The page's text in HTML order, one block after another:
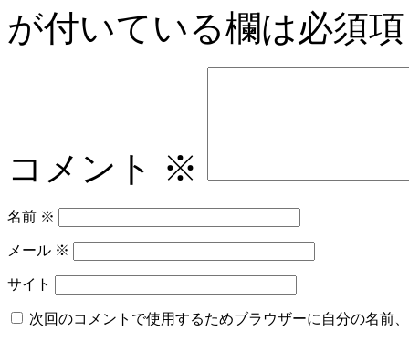
が付いている欄は必須
コメント ※
名前 ※
メール ※
サイト
次回のコメントで使用するためブラウザーに自分の名前